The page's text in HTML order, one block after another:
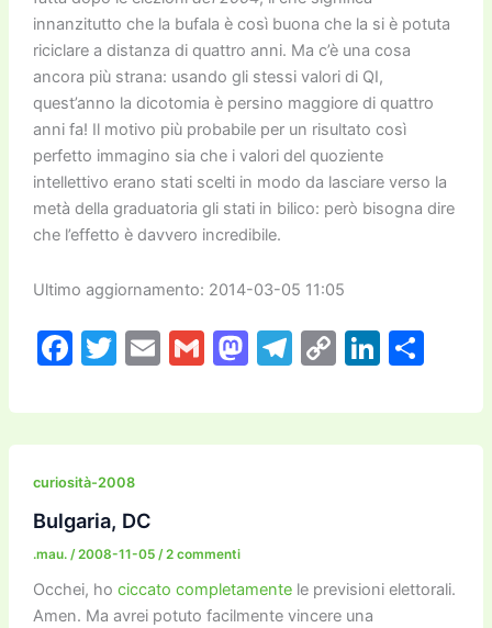
innanzitutto che la bufala è così buona che la si è potuta
riciclare a distanza di quattro anni. Ma c’è una cosa
ancora più strana: usando gli stessi valori di QI,
quest’anno la dicotomia è persino maggiore di quattro
anni fa! Il motivo più probabile per un risultato così
perfetto immagino sia che i valori del quoziente
intellettivo erano stati scelti in modo da lasciare verso la
metà della graduatoria gli stati in bilico: però bisogna dire
che l’effetto è davvero incredibile.
Ultimo aggiornamento: 2014-03-05 11:05
F
c
e
b
o
o
k
T
itt
er
E
ai
l
G
ai
l
M
st
o
T
e
gr
C
p
y
Li
k
e
C
n
di
curiosità-2008
Bulgaria, DC
.mau. /2008-11-05 /2 commenti
Occhei, ho ciccato completamentele previsioni elettorali.
Amen. Ma avrei potuto facilmente vincere una